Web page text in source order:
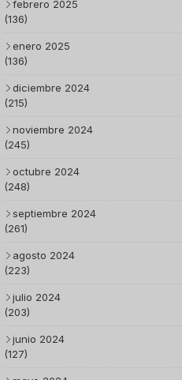
febrero 2025
(136)
enero 2025
(136)
diciembre 2024
(215)
noviembre 2024
(245)
octubre 2024
(248)
septiembre 2024
(261)
agosto 2024
(223)
julio 2024
(203)
junio 2024
(127)